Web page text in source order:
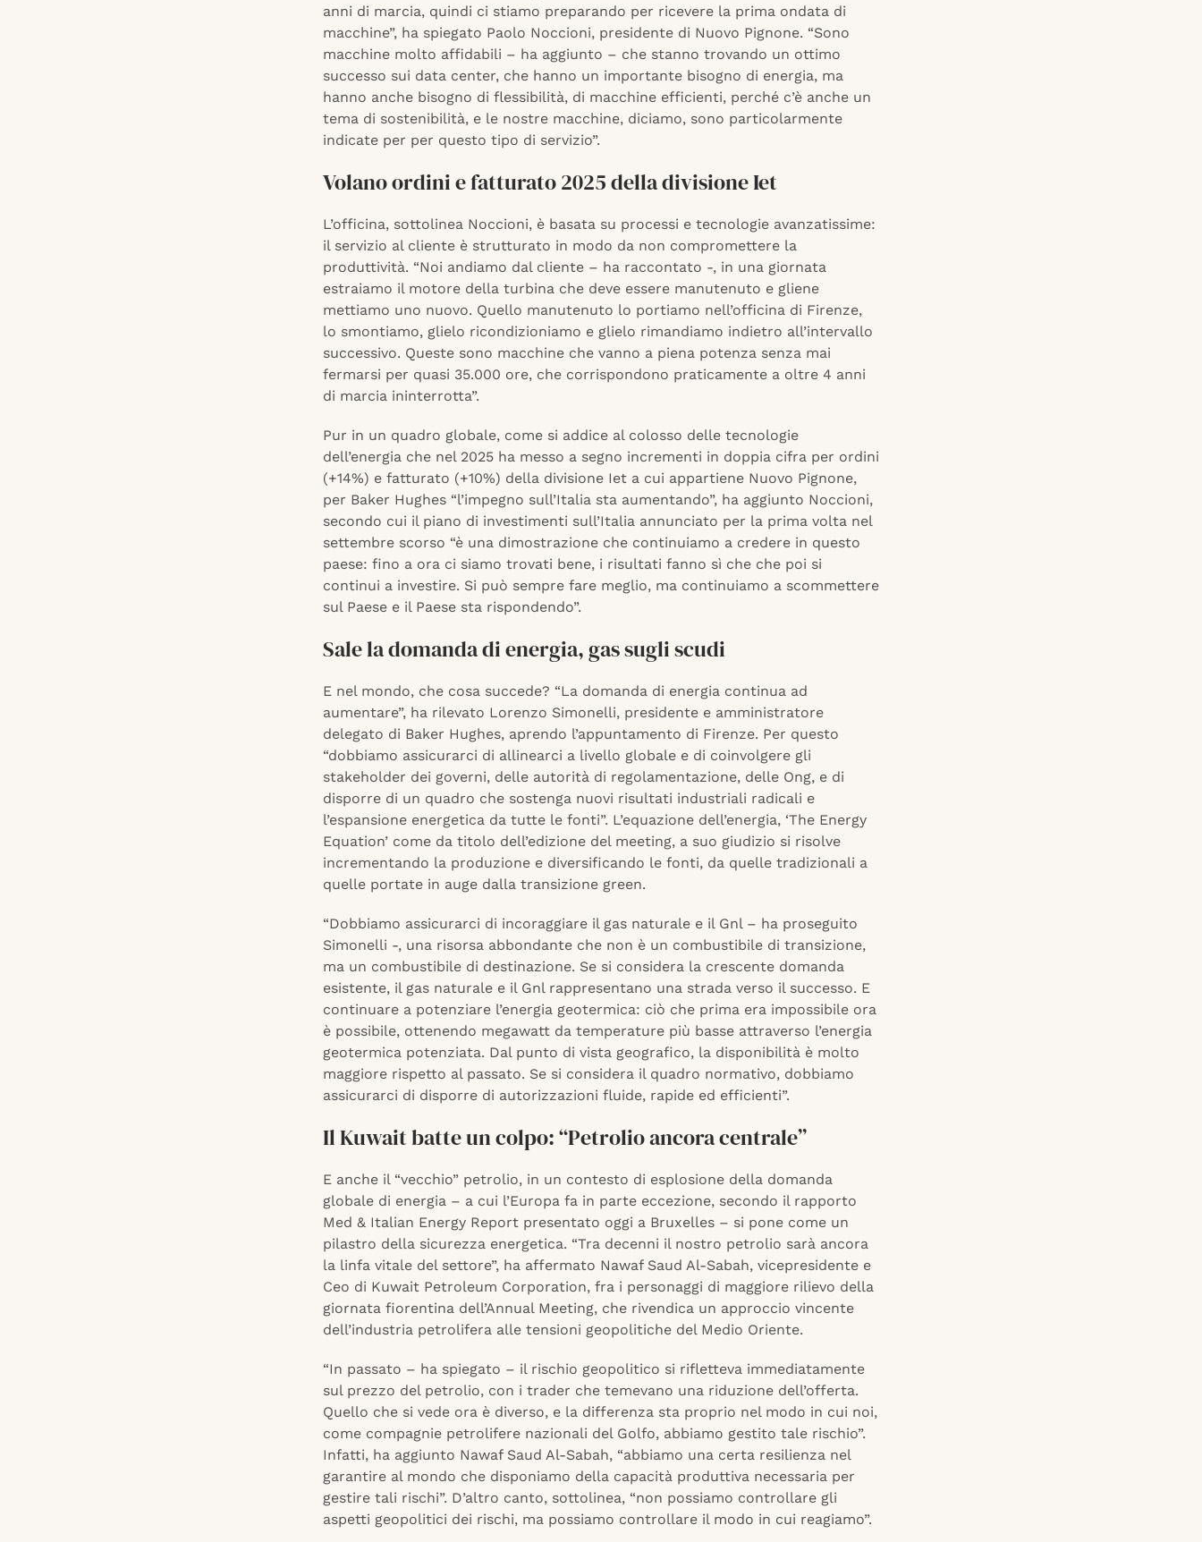
anni di marcia, quindi ci stiamo preparando per ricevere la prima ondata di
macchine”, ha spiegato Paolo Noccioni, presidente di Nuovo Pignone. “Sono
macchine molto affidabili – ha aggiunto – che stanno trovando un ottimo
successo sui data center, che hanno un importante bisogno di energia, ma
hanno anche bisogno di flessibilità, di macchine efficienti, perché c’è anche un
tema di sostenibilità, e le nostre macchine, diciamo, sono particolarmente
indicate per per questo tipo di servizio”.
Volano ordini e fatturato 2025 della divisione Iet
L’officina, sottolinea Noccioni, è basata su processi e tecnologie avanzatissime:
il servizio al cliente è strutturato in modo da non compromettere la
produttività. “Noi andiamo dal cliente – ha raccontato -, in una giornata
estraiamo il motore della turbina che deve essere manutenuto e gliene
mettiamo uno nuovo. Quello manutenuto lo portiamo nell’officina di Firenze,
lo smontiamo, glielo ricondizioniamo e glielo rimandiamo indietro all’intervallo
successivo. Queste sono macchine che vanno a piena potenza senza mai
fermarsi per quasi 35.000 ore, che corrispondono praticamente a oltre 4 anni
di marcia ininterrotta”.
Pur in un quadro globale, come si addice al colosso delle tecnologie
dell’energia che nel 2025 ha messo a segno incrementi in doppia cifra per ordini
(+14%) e fatturato (+10%) della divisione Iet a cui appartiene Nuovo Pignone,
per Baker Hughes “l’impegno sull’Italia sta aumentando”, ha aggiunto Noccioni,
secondo cui il piano di investimenti sull’Italia annunciato per la prima volta nel
settembre scorso “è una dimostrazione che continuiamo a credere in questo
paese: fino a ora ci siamo trovati bene, i risultati fanno sì che che poi si
continui a investire. Si può sempre fare meglio, ma continuiamo a scommettere
sul Paese e il Paese sta rispondendo”.
Sale la domanda di energia, gas sugli scudi
E nel mondo, che cosa succede? “La domanda di energia continua ad
aumentare”, ha rilevato Lorenzo Simonelli, presidente e amministratore
delegato di Baker Hughes, aprendo l’appuntamento di Firenze. Per questo
“dobbiamo assicurarci di allinearci a livello globale e di coinvolgere gli
stakeholder dei governi, delle autorità di regolamentazione, delle Ong, e di
disporre di un quadro che sostenga nuovi risultati industriali radicali e
l’espansione energetica da tutte le fonti”. L’equazione dell’energia, ‘The Energy
Equation’ come da titolo dell’edizione del meeting, a suo giudizio si risolve
incrementando la produzione e diversificando le fonti, da quelle tradizionali a
quelle portate in auge dalla transizione green.
“Dobbiamo assicurarci di incoraggiare il gas naturale e il Gnl – ha proseguito
Simonelli -, una risorsa abbondante che non è un combustibile di transizione,
ma un combustibile di destinazione. Se si considera la crescente domanda
esistente, il gas naturale e il Gnl rappresentano una strada verso il successo. E
continuare a potenziare l’energia geotermica: ciò che prima era impossibile ora
è possibile, ottenendo megawatt da temperature più basse attraverso l’energia
geotermica potenziata. Dal punto di vista geografico, la disponibilità è molto
maggiore rispetto al passato. Se si considera il quadro normativo, dobbiamo
assicurarci di disporre di autorizzazioni fluide, rapide ed efficienti”.
Il Kuwait batte un colpo: “Petrolio ancora centrale”
E anche il “vecchio” petrolio, in un contesto di esplosione della domanda
globale di energia – a cui l’Europa fa in parte eccezione, secondo il rapporto
Med & Italian Energy Report presentato oggi a Bruxelles – si pone come un
pilastro della sicurezza energetica. “Tra decenni il nostro petrolio sarà ancora
la linfa vitale del settore”, ha affermato Nawaf Saud Al-Sabah, vicepresidente e
Ceo di Kuwait Petroleum Corporation, fra i personaggi di maggiore rilievo della
giornata fiorentina dell’Annual Meeting, che rivendica un approccio vincente
dell’industria petrolifera alle tensioni geopolitiche del Medio Oriente.
“In passato – ha spiegato – il rischio geopolitico si rifletteva immediatamente
sul prezzo del petrolio, con i trader che temevano una riduzione dell’offerta.
Quello che si vede ora è diverso, e la differenza sta proprio nel modo in cui noi,
come compagnie petrolifere nazionali del Golfo, abbiamo gestito tale rischio”.
Infatti, ha aggiunto Nawaf Saud Al-Sabah, “abbiamo una certa resilienza nel
garantire al mondo che disponiamo della capacità produttiva necessaria per
gestire tali rischi”. D’altro canto, sottolinea, “non possiamo controllare gli
aspetti geopolitici dei rischi, ma possiamo controllare il modo in cui reagiamo”.